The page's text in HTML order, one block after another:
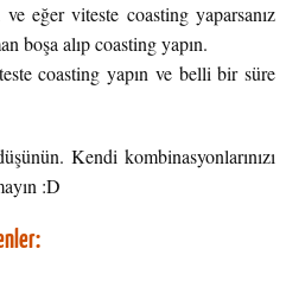
eğer viteste coasting yaparsanız
boşa alıp coasting yapın.
coasting yapın ve belli bir süre
Kendi kombinasyonlarınızı
:D